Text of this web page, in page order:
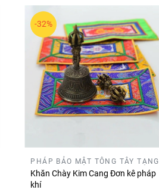
-32%
PHÁP BẢO MẬT TÔNG TÂY TẠNG
Khăn Chày Kim Cang Đơn kê pháp
khí